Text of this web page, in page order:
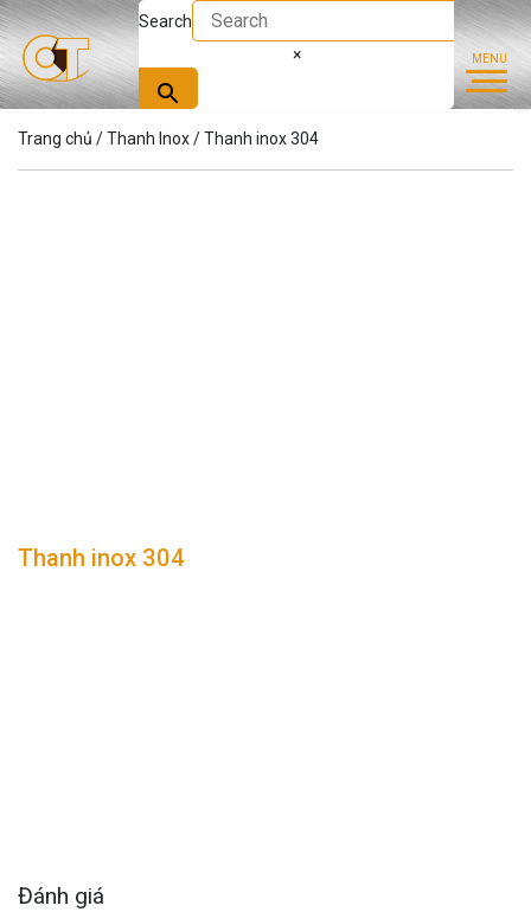
Search
×
Trang chủ /Thanh Inox/ Thanh inox 304
Thanh inox 304
Đánh giá